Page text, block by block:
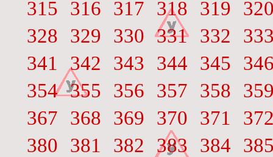
315
316 317 318 319
328
329 330 331 332
341
342 343 344 345
354 355 356 357 358
367
368 369 370 371
380
381 382 383 384